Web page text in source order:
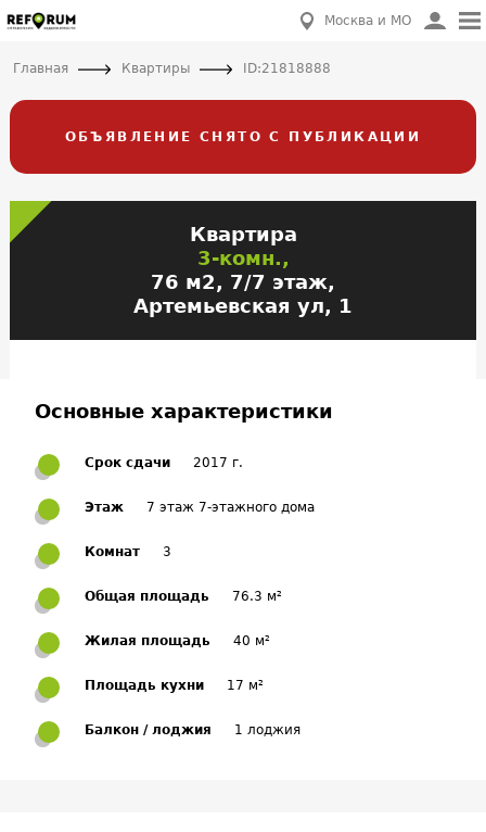
Москва и МО
Главная Квартиры ID:21818888
ОБЪЯВЛЕНИЕ СНЯТО С ПУБЛИКАЦИИ
Квартира
3-комн.,
76 м2, 7/7 этаж,
Артемьевская ул, 1
Основные характеристики
Срок сдачи 2017 г.
Этаж 7 этаж 7-этажного дома
Комнат 3
Общая площадь 76.3 м²
Жилая площадь 40 м²
Площадь кухни 17 м²
Балкон / лоджия 1 лоджия